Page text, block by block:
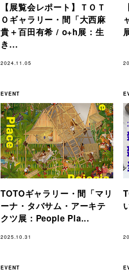
【展覧会レポート】ＴＯＴ
Ｏギャラリー・間「大西麻
貴＋百田有希 / o+h展：⽣
き...
2024.11.05
EVENT
TOTOギャラリー・間「マリ
ーナ・タバサム・アーキテ
クツ展：People Pla...
2025.10.31
EVENT